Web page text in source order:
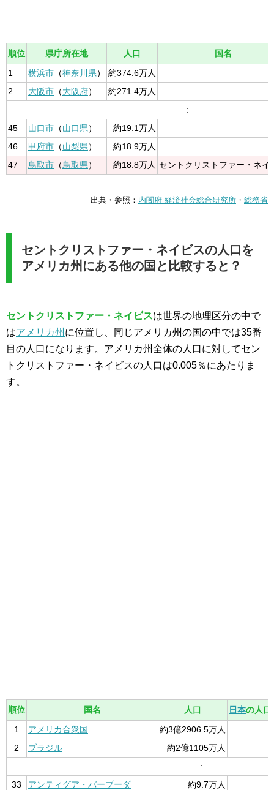
順位 県庁所在地 人口
国名
1
横浜市 （神奈川県）
約374.6万人
2
大阪市 （大阪府）
約271.4万人
:
45
山口市 （山口県）
約19.1万人
46
甲府市 （山梨県）
約18.9万人
47
鳥取市 （鳥取県） 約18.8万人 セントクリストファー・ネイ
出典・参照： 内閣府 経済社会総合研究所 ・ 総務省
セントクリストファー・ネイビスの人口を
アメリカ州にある他の国と比較すると？
セントクリストファー・ネイビスは世界の地理区分の中で
はアメリカ州 に位置し、同じアメリカ州の国の中では35番
目の人口になります。アメリカ州全体の人口に対してセン
トクリストファー・ネイビスの人口は0.005％にあたりま
す。
順位 国名 人口 日本の人口
1
アメリカ合衆国
約3億2906.5万人
2
ブラジル
約2億1105万人
:
33
アンティグア・バーブーダ
約9.7万人